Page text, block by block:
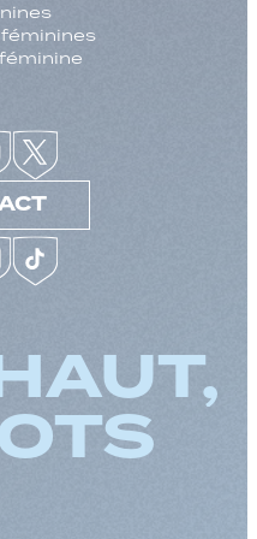
féminines
Augmenter la
Diminuer la taille